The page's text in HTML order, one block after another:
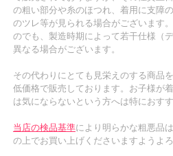
の粗い部分や糸のほつれ、着用に支障
のツレ等が見られる場合がございます
のでも、製造時期によって若干仕様（
異なる場合がございます。
その代わりにとても見栄えのする商品
低価格で販売しております。お子様が
は気にならないという方へは特におすす
当店の検品基準により明らかな粗悪品
の上でお買い上げくださいますようよ